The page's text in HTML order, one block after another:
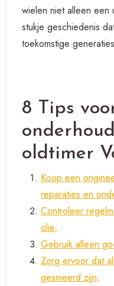
wielen niet alleen een
stukje geschiedenis
toekomstige
8 Tips
oldtimer
Koop een
reparaties en
Controleer
olie;
Gebruik alleen
Zorg ervoor dat
gesmeerd zijn;